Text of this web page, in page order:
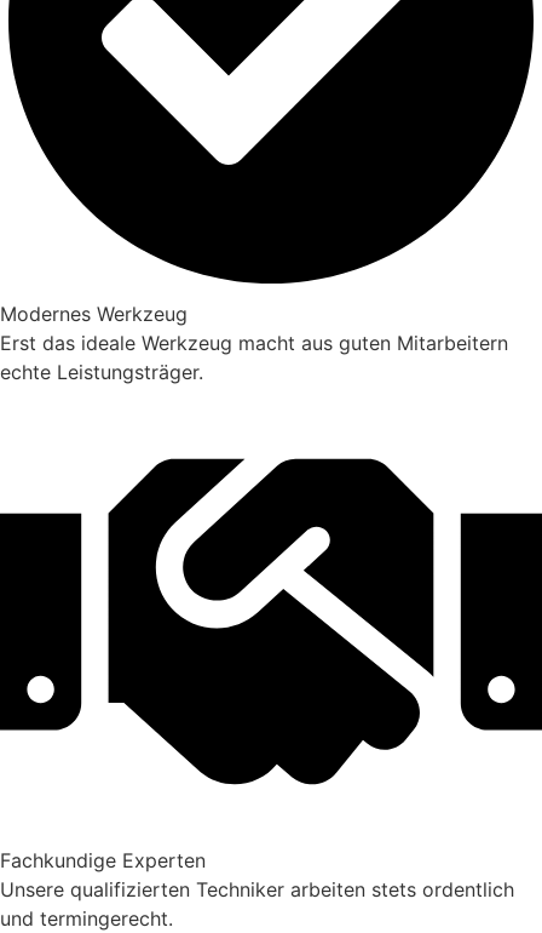
Modernes Werkzeug
Erst das ideale Werkzeug macht aus guten Mitarbeitern
echte Leistungsträger.
Fachkundige Experten
Unsere qualifizierten Techniker arbeiten stets ordentlich
und termingerecht.